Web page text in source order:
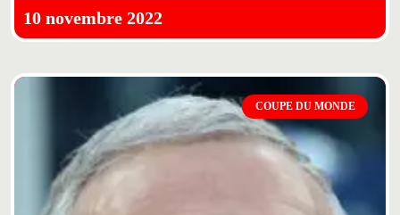
10 novembre 2022
COUPE DU MONDE